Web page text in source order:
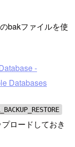
bakファイルを使
-
Databases
ロードしておき